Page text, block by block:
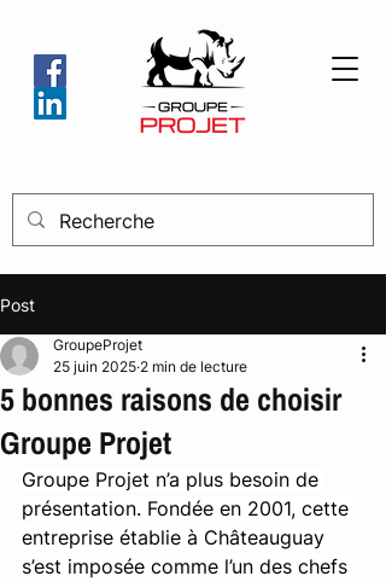
Post
5 bonnes raisons de choisir
Groupe Projet
GroupeProjet
25 juin 2025 2 min de lecture
Groupe Projet n’a plus besoin de
présentation. Fondée en 2001, cette
entreprise établie à Châteauguay
s’est imposée comme l’un des chefs